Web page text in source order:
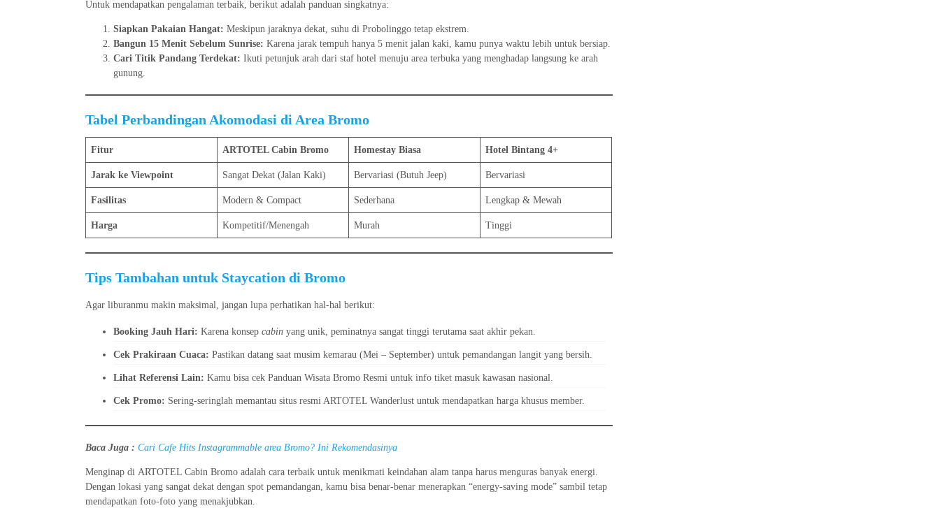
Untuk mendapatkan pengalaman terbaik, berikut adalah panduan singkatnya:
Siapkan Pakaian Hangat: Meskipun jaraknya dekat, suhu di Probolinggo tetap ekstrem.
Bangun 15 Menit Sebelum Sunrise: Karena jarak tempuh hanya 5 menit jalan kaki, kamu punya waktu lebih untuk bersiap.
Cari Titik Pandang Terdekat: Ikuti petunjuk arah dari staf hotel menuju area terbuka yang menghadap langsung ke arah
gunung.
Tabel Perbandingan Akomodasi di Area Bromo
Fitur ARTOTEL Cabin Bromo Homestay Biasa Hotel Bintang 4+
Jarak ke Viewpoint Sangat Dekat (Jalan Kaki) Bervariasi (Butuh Jeep) Bervariasi
Fasilitas Modern & Compact Sederhana Lengkap & Mewah
Harga Kompetitif/Menengah Murah Tinggi
Tips Tambahan untuk Staycation di Bromo
Agar liburanmu makin maksimal, jangan lupa perhatikan hal-hal berikut:
Booking Jauh Hari: Karena konsep cabin yang unik, peminatnya sangat tinggi terutama saat akhir pekan.
Cek Prakiraan Cuaca: Pastikan datang saat musim kemarau (Mei – September) untuk pemandangan langit yang bersih.
Lihat Referensi Lain: Kamu bisa cek Panduan Wisata Bromo Resmi untuk info tiket masuk kawasan nasional.
Cek Promo: Sering-seringlah memantau situs resmi ARTOTEL Wanderlust untuk mendapatkan harga khusus member.
Baca Juga : Cari Cafe Hits Instagrammable area Bromo? Ini Rekomendasinya
Menginap di ARTOTEL Cabin Bromo adalah cara terbaik untuk menikmati keindahan alam tanpa harus menguras banyak energi.
Dengan lokasi yang sangat dekat dengan spot pemandangan, kamu bisa benar-benar menerapkan “energy-saving mode” sambil tetap
mendapatkan foto-foto yang menakjubkan.